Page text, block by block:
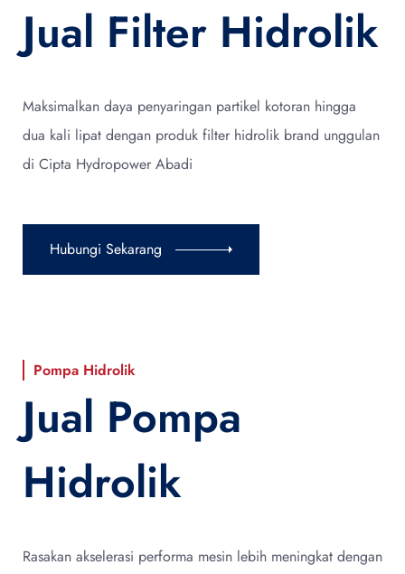
Jual Filter Hidrolik
Maksimalkan daya penyaringan partikel kotoran hingga
dua kali lipat dengan produk filter hidrolik brand unggulan
di Cipta Hydropower Abadi
Hubungi Sekarang
Pompa Hidrolik
Jual Pompa
Hidrolik
Rasakan akselerasi performa mesin lebih meningkat dengan